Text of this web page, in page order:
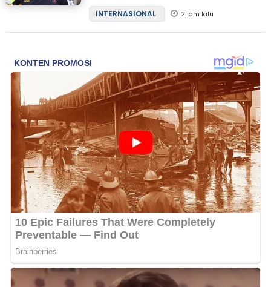
INTERNASIONAL 2 jam lalu